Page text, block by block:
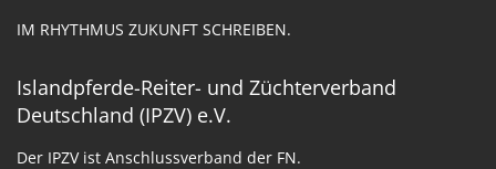
IM RHYTHMUS ZUKUNFT SCHREIBEN.
Islandpferde-Reiter- und Züchterverband
Deutschland (IPZV) e.V.
Der IPZV ist Anschlussverband der FN.